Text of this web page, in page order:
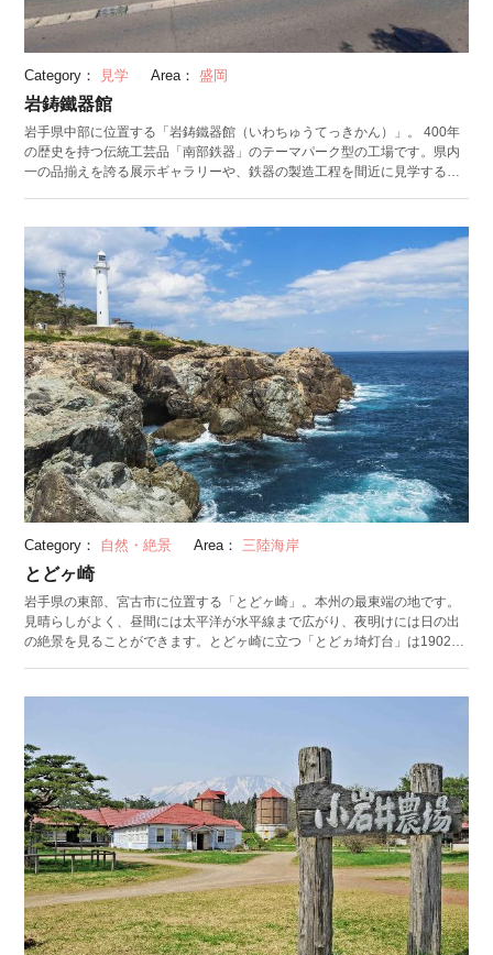
Category： 見学 Area： 盛岡
岩鋳鐵器館
岩手県中部に位置する「岩鋳鐵器館（いわちゅうてっきかん）」。 400年
の歴史を持つ伝統工芸品「南部鉄器」のテーマパーク型の工場です。県内
一の品揃えを誇る展示ギャラリーや、鉄器の製造工程を間近に見学するこ
製品が国内・海外に流通しています。 ショップには、伝統的な鉄瓶（やか
ん）だけでなく、フライパンやお鍋、カラフルな急須など普段使いできる
商品もずらり。古き良き伝統を受け継ぎながらも、現代の暮らしになじむ
そのデザインは、「IWACHUブランド」として海外でも愛されています。
使うほどに味が出る一生ものの鉄器を、お土産に購入してみてはいかがで
しょうか。 （写真提供：株式会社岩鋳）
Category： 自然・絶景 Area： 三陸海岸
とどヶ崎
岩手県の東部、宮古市に位置する「とどヶ崎」。本州の最東端の地です。
見晴らしがよく、昼間には太平洋が水平線まで広がり、夜明けには日の出
の絶景を見ることができます。とどヶ崎に立つ「とどヵ埼灯台」は1902年
ます。 近くの宮古駅や浄土ヶ浜レストハウスで購入できる「本州最東端訪
が整備されています。キャンプ場を利用した際には、遊歩道を歩いてみて
はいかがでしょうか。